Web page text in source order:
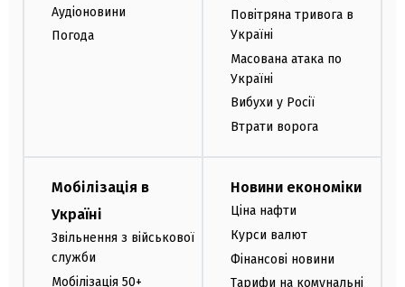
Аудіоновини
Погода
Повітряна тривога в
Україні
Масована атака по
Україні
Вибухи у Росії
Втрати ворога
Мобілізація в
Україні
Звільнення з військової
служби
Мобілізація 50+
Новини економіки
Ціна нафти
Курси валют
Фінансові новини
Тарифи на комунальні